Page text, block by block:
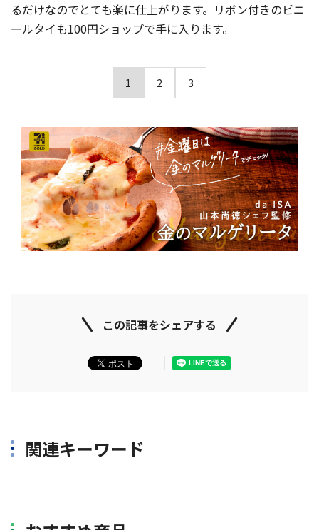
るだけなのでとても楽に仕上がります。リボン付きのビニ
ールタイも100円ショップで手に入ります。
1 2 3
この記事をシェアする
関連キーワード